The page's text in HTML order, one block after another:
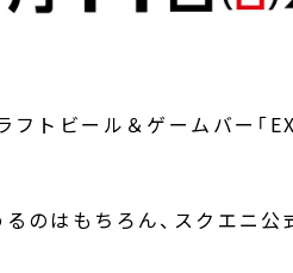
トビール＆ゲームバー「
のはもちろん、スクエニ